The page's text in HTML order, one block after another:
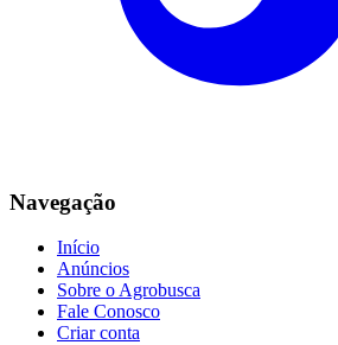
Navegação
Início
Anúncios
Sobre o Agrobusca
Fale Conosco
Criar conta